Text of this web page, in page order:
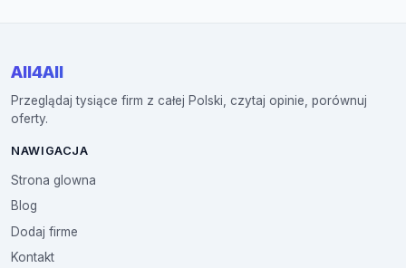
All4All
Przeglądaj tysiące firm z całej Polski, czytaj opinie, porównuj
oferty.
NAWIGACJA
Strona glowna
Blog
Dodaj firme
Kontakt